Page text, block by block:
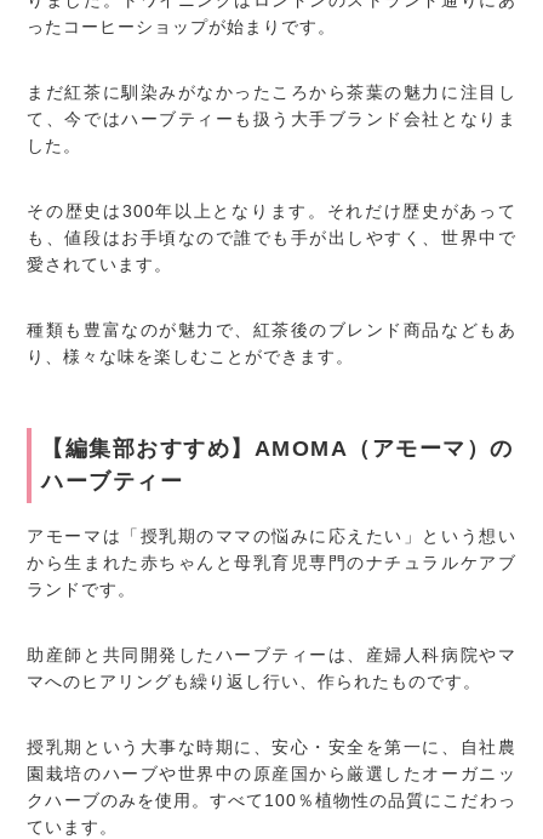
ったコーヒーショップが始まりです。
まだ紅茶に馴染みがなかったころから茶葉の魅力に注目し
て、今ではハーブティーも扱う大手ブランド会社となりま
した。
その歴史は300年以上となります。それだけ歴史があって
も、値段はお手頃なので誰でも手が出しやすく、世界中で
愛されています。
種類も豊富なのが魅力で、紅茶後のブレンド商品などもあ
り、様々な味を楽しむことができます。
【編集部おすすめ】AMOMA（アモーマ）の
ハーブティー
アモーマは「授乳期のママの悩みに応えたい」という想い
から生まれた赤ちゃんと母乳育児専門のナチュラルケアブ
ランドです。
助産師と共同開発したハーブティーは、産婦人科病院やマ
マへのヒアリングも繰り返し行い、作られたものです。
授乳期という大事な時期に、安心・安全を第一に、自社農
園栽培のハーブや世界中の原産国から厳選したオーガニッ
クハーブのみを使用。すべて100％植物性の品質にこだわっ
ています。